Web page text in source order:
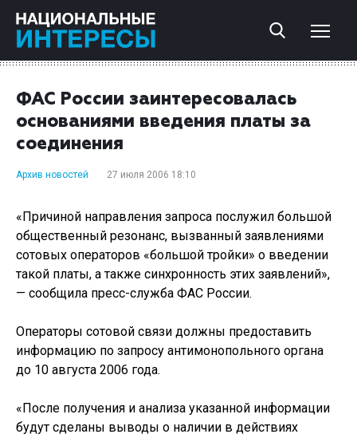
ФАС России заинтересовалась
основаниями введения платы за
соединения
Архив новостей 27 июля 2006 18:10
«Причиной направления запроса послужил большой
общественный резонанс, вызванный заявлениями
сотовых операторов «большой тройки» о введении
такой платы, а также синхронность этих заявлений»,
— сообщила пресс-служба ФАС России.
Операторы сотовой связи должны предоставить
информацию по запросу антимонопольного органа
до 10 августа 2006 года.
«После получения и анализа указанной информации
будут сделаны выводы о наличии в действиях